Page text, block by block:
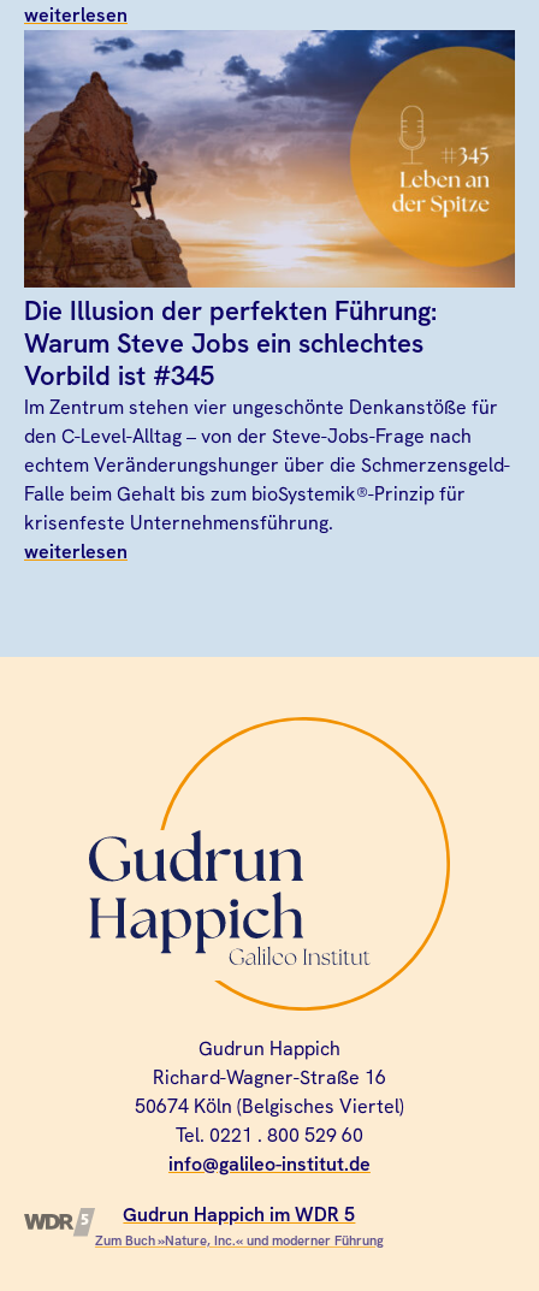
weiterlesen
Die Illusion der perfekten Führung:
Warum Steve Jobs ein schlechtes
Vorbild ist #345
Im Zentrum stehen vier ungeschönte Denkanstöße für
den C-Level-Alltag – von der Steve-Jobs-Frage nach
echtem Veränderungshunger über die Schmerzensgeld-
Falle beim Gehalt bis zum bioSystemik®-Prinzip für
krisenfeste Unternehmensführung.
weiterlesen
Gudrun Happich
Richard-Wagner-Straße 16
50674 Köln (Belgisches Viertel)
Tel. 0221 . 800 529 60
info@galileo-institut.de
Gudrun Happich im WDR 5
Zum Buch »Nature, Inc.« und moderner Führung